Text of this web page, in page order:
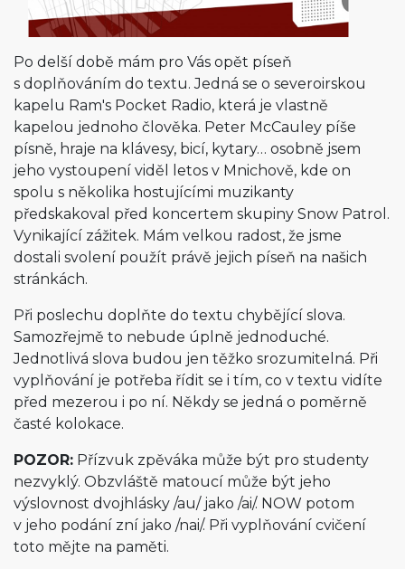
Po delší době mám pro Vás opět píseň
s doplňováním do textu. Jedná se o severoirskou
kapelu Ram's Pocket Radio, která je vlastně
kapelou jednoho člověka. Peter McCauley píše
písně, hraje na klávesy, bicí, kytary… osobně jsem
jeho vystoupení viděl letos v Mnichově, kde on
spolu s několika hostujícími muzikanty
předskakoval před koncertem skupiny Snow Patrol.
Vynikající zážitek. Mám velkou radost, že jsme
dostali svolení použít právě jejich píseň na našich
stránkách.
Při poslechu doplňte do textu chybějící slova.
Samozřejmě to nebude úplně jednoduché.
Jednotlivá slova budou jen těžko srozumitelná. Při
vyplňování je potřeba řídit se i tím, co v textu vidíte
před mezerou i po ní. Někdy se jedná o poměrně
časté kolokace.
POZOR: Přízvuk zpěváka může být pro studenty
nezvyklý. Obzvláště matoucí může být jeho
výslovnost dvojhlásky /au/ jako /ai/. NOW potom
v jeho podání zní jako /nai/. Při vyplňování cvičení
toto mějte na paměti.